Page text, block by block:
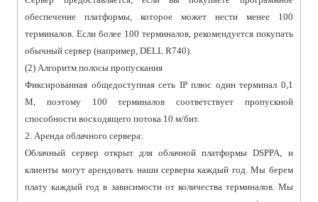
обеспечение платформы, которое может нести менее 100
терминалов. Если более 100 терминалов, рекомендуется покупать
обычный сервер (например, DELL R740).
(2) Алгоритм полосы пропускания
Фиксированная общедоступная сеть IP плюс один терминал 0,1
M, поэтому 100 терминалов соответствует пропускной
способности восходящего потока 10 м/бит.
2. Аренда облачного сервера:
Облачный сервер открыт для облачной платформы DSPPA, и
клиенты могут арендовать наши серверы каждый год. Мы берем
плату каждый год в зависимости от количества терминалов. Мы